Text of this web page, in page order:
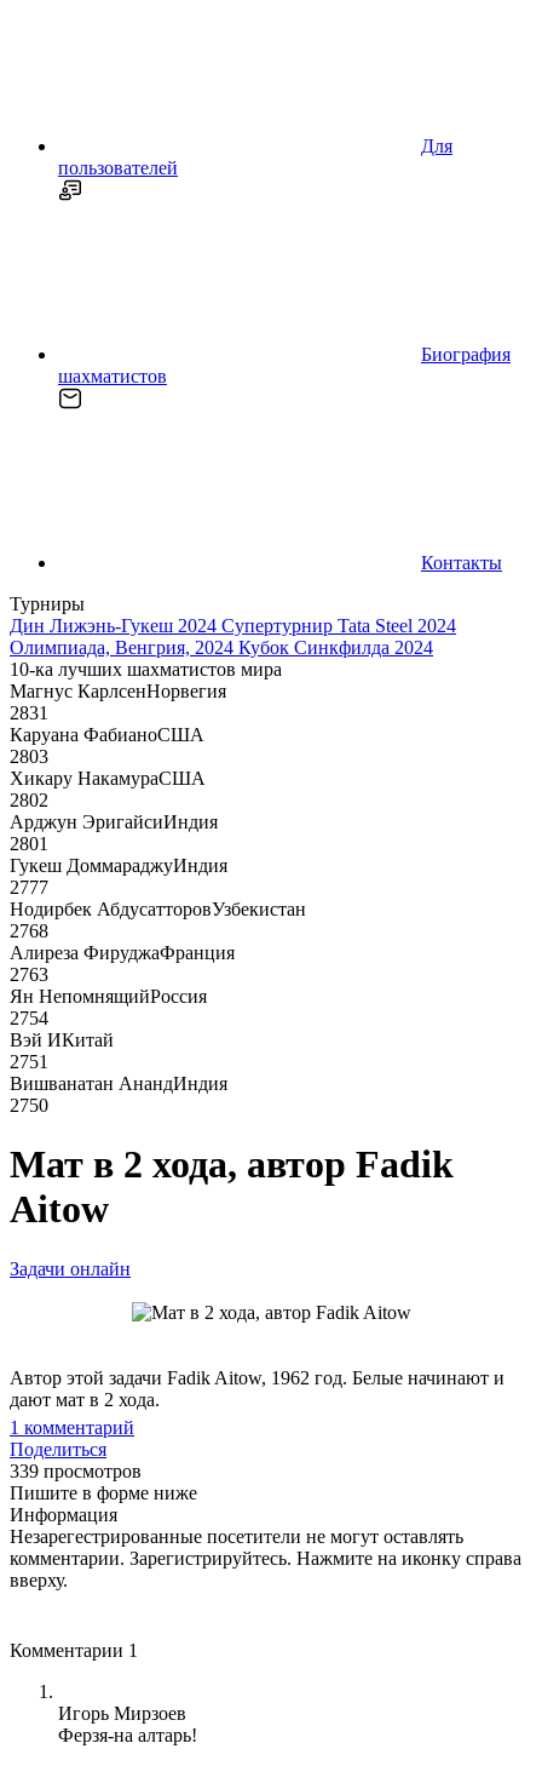
Для
пользователей
Биография
шахматистов
Контакты
Турниры
Дин Лижэнь-Гукеш 2024 Супертурнир Tata Steel 2024
Олимпиада, Венгрия, 2024 Кубок Синкфилда 2024
10-ка лучших шахматистов мира
Магнус КарлсенНорвегия
2831
Каруана ФабианоСША
2803
Хикару НакамураСША
2802
Арджун ЭригайсиИндия
2801
Гукеш ДоммараджуИндия
2777
Нодирбек АбдусатторовУзбекистан
2768
Алиреза ФируджаФранция
2763
Ян НепомнящийРоссия
2754
Вэй ИКитай
2751
Вишванатан АнандИндия
2750
Мат в 2 хода, автор Fadik
Aitow
Задачи онлайн
Автор этой задачи Fadik Aitow, 1962 год. Белые начинают и
дают мат в 2 хода.
1 комментарий
Поделиться
339 просмотров
Пишите в форме ниже
Информация
Незарегестрированные посетители не могут оставлять
комментарии. Зарегистрируйтесь. Нажмите на иконку справа
вверху.
Комментарии 1
Игорь Мирзоев
Ферзя-на алтарь!